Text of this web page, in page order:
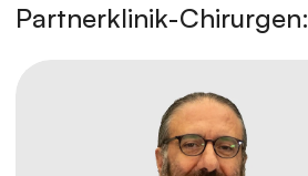
Partnerklinik-Chirurgen: